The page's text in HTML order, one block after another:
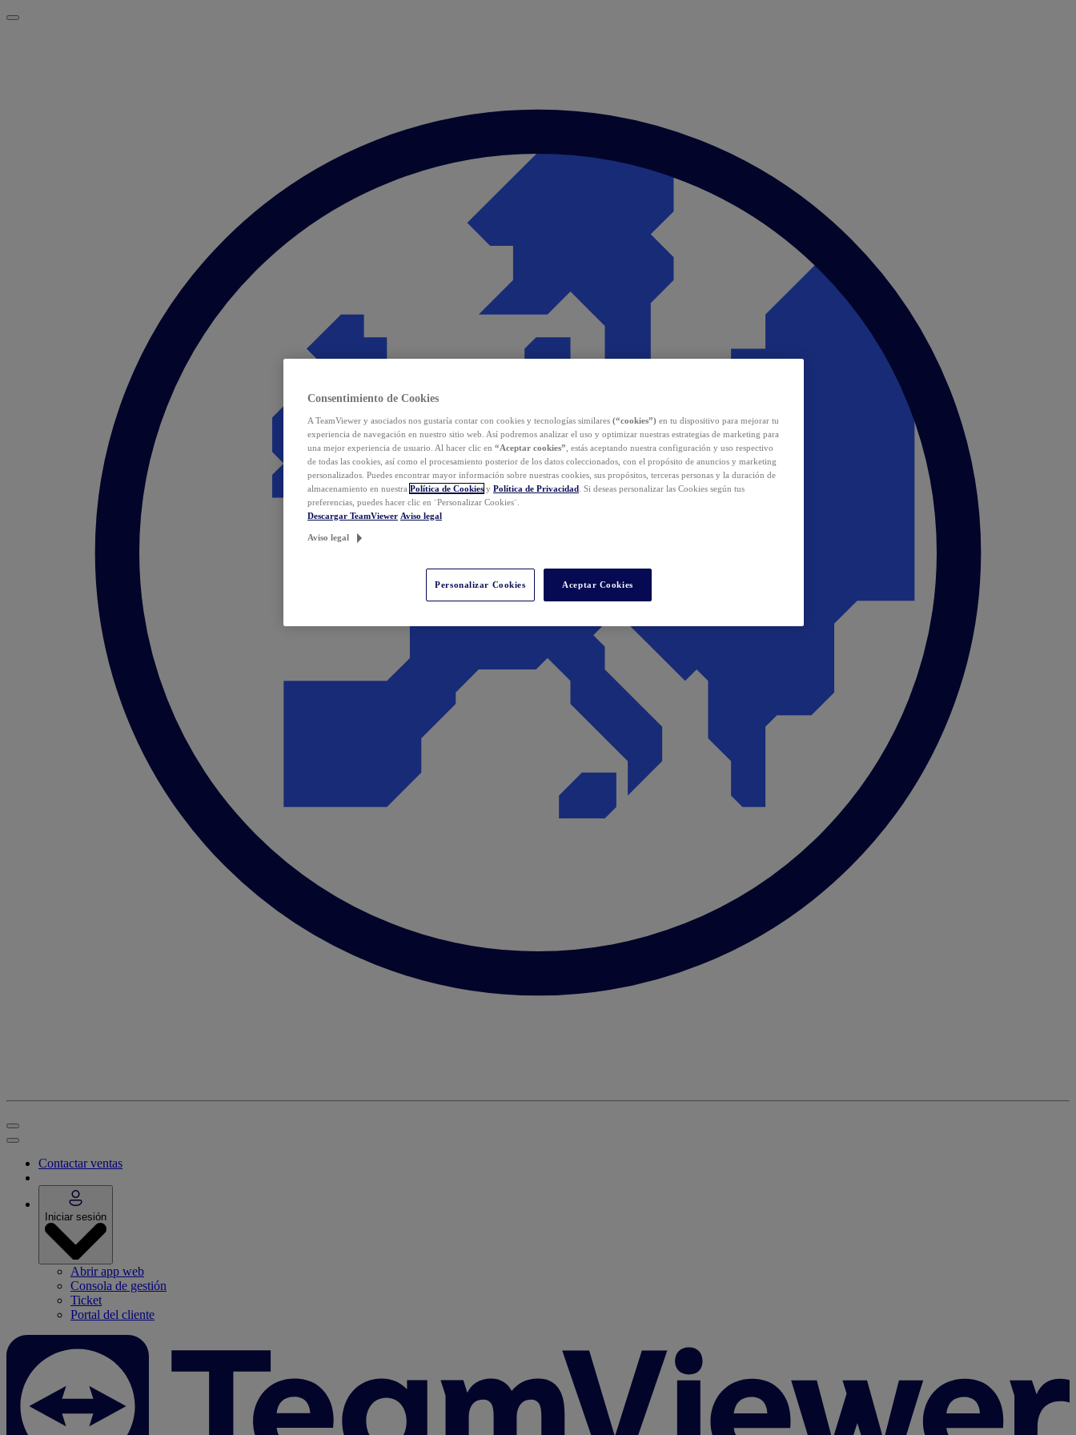
Contactar ventas
Iniciar sesión
Abrir app web
Consola de gestión
Ticket
Portal del cliente
Consentimiento de Cookies
A TeamViewer y asociados nos gustaría contar con cookies y tecnologías similares (“cookies”) en tu dispositivo para mejorar tu
experiencia de navegación en nuestro sitio web. Así podremos analizar el uso y optimizar nuestras estrategias de marketing para
una mejor experiencia de usuario. Al hacer clic en “Aceptar cookies” , estás aceptando nuestra configuración y uso respectivo
de todas las cookies, así como el procesamiento posterior de los datos coleccionados, con el propósito de anuncios y marketing
personalizados. Puedes encontrar mayor información sobre nuestras cookies, sus propósitos, terceras personas y la duración de
almacenamiento en nuestra Política de Cookies y Política de Privacidad . Si deseas personalizar las Cookies según tus
preferencias, puedes hacer clic en ¨Personalizar Cookies¨.
Descargar TeamViewer Aviso legal
Aviso legal
Personalizar Cookies Aceptar Cookies